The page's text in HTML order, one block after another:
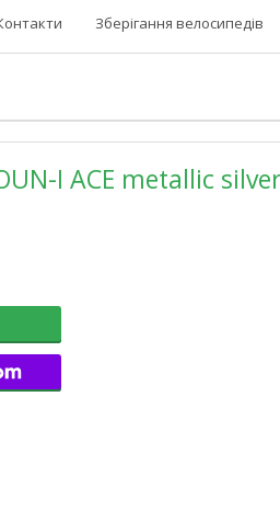
Зберігання велосипедів
I ACE metallic